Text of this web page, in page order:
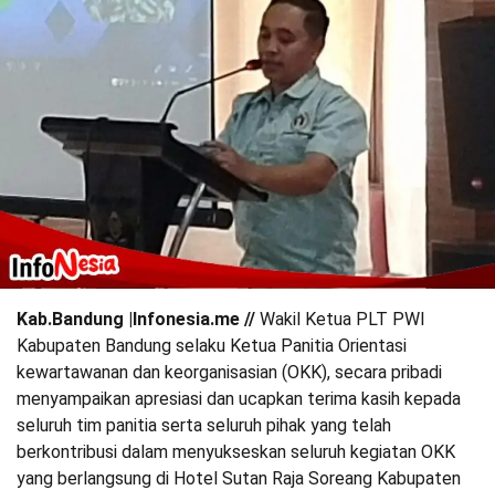
Kab.Bandung |Infonesia.me // Wakil Ketua PLT PWI
Kabupaten Bandung selaku Ketua Panitia Orientasi
kewartawanan dan keorganisasian (OKK), secara pribadi
menyampaikan apresiasi dan ucapkan terima kasih kepada
seluruh tim panitia serta seluruh pihak yang telah
berkontribusi dalam menyukseskan seluruh kegiatan OKK
yang berlangsung di Hotel Sutan Raja Soreang Kabupaten